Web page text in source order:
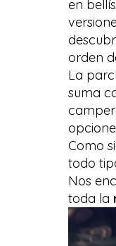
en
orden
La
suma
Como
todo
Nos
toda la